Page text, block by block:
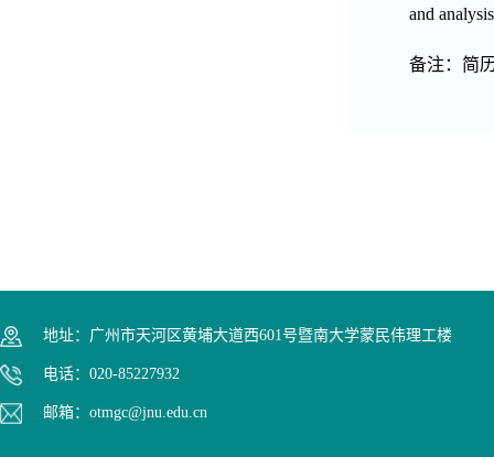
and
备注：简
地址：广州市天河区黄埔大道西601号暨南大学蒙民伟理工楼
电话：020-85227932
邮箱：otmgc@jnu.edu.cn